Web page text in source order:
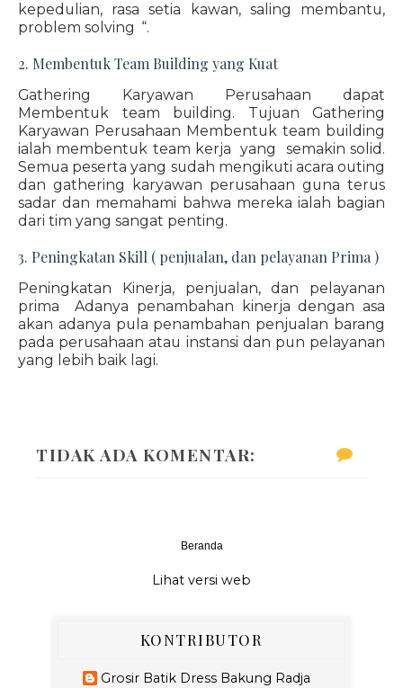
kepedulian, rasa setia kawan, saling membantu,
problem solving “.
2. Membentuk Team Building yang Kuat
Gathering Karyawan Perusahaan dapat
Membentuk team building. Tujuan Gathering
Karyawan Perusahaan Membentuk team building
ialah membentuk team kerja yang semakin solid.
Semua peserta yang sudah mengikuti acara outing
dan gathering karyawan perusahaan guna terus
sadar dan memahami bahwa mereka ialah bagian
dari tim yang sangat penting.
3. Peningkatan Skill ( penjualan, dan pelayanan Prima )
Peningkatan Kinerja, penjualan, dan pelayanan
prima Adanya penambahan kinerja dengan asa
akan adanya pula penambahan penjualan barang
pada perusahaan atau instansi dan pun pelayanan
yang lebih baik lagi.
TIDAK ADA KOMENTAR:
Beranda
Lihat versi web
KONTRIBUTOR
Grosir Batik Dress Bakung Radja